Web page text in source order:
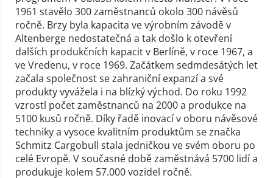
1961 stavělo 300 zaměstnanců okolo 300 návěsů
ročně. Brzy byla kapacita ve výrobním závodě v
Altenberge nedostatečná a tak došlo k otevření
dalších produkčních kapacit v Berlíně, v roce 1967, a
ve Vredenu, v roce 1969. Začátkem sedmdesátých let
začala společnost se zahraniční expanzí a své
produkty vyvážela i na blízký východ. Do roku 1992
vzrostl počet zaměstnanců na 2000 a produkce na
5100 kusů ročně. Díky řadě inovací v oboru návěsové
techniky a vysoce kvalitním produktům se značka
Schmitz Cargobull stala jedničkou ve svém oboru po
celé Evropě. V současné době zaměstnává 5700 lidí a
produkuje kolem 57.000 vozidel ročně.